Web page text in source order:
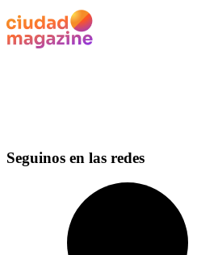
Seguinos en las redes